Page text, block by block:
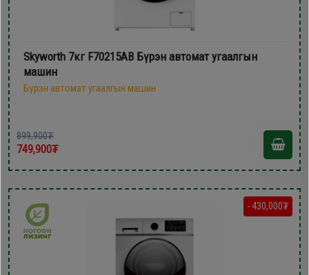
Skyworth 7кг F70215AB Бүрэн автомат угаалгын
машин
Бүрэн автомат угаалгын машин
899,900₮
749,900₮
- 430,000₮